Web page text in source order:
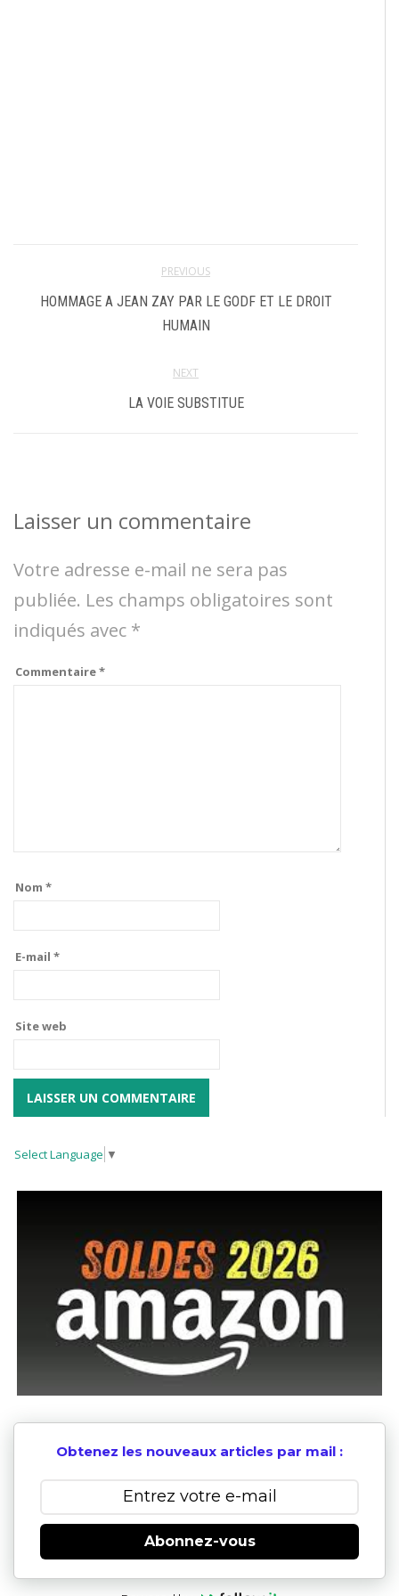
PREVIOUS
HOMMAGE A JEAN ZAY PAR LE GODF ET LE DROIT
HUMAIN
NEXT
LA VOIE SUBSTITUE
Laisser un commentaire
Votre adresse e-mail ne sera pas
publiée. Les champs obligatoires sont
indiqués avec *
Commentaire*
Nom *
E-mail *
Site web
Select Language ▼
Obtenez les nouveaux articles par mail :
Abonnez-vous